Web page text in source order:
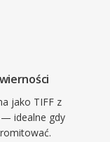
jako TIFF z
— idealne gdy